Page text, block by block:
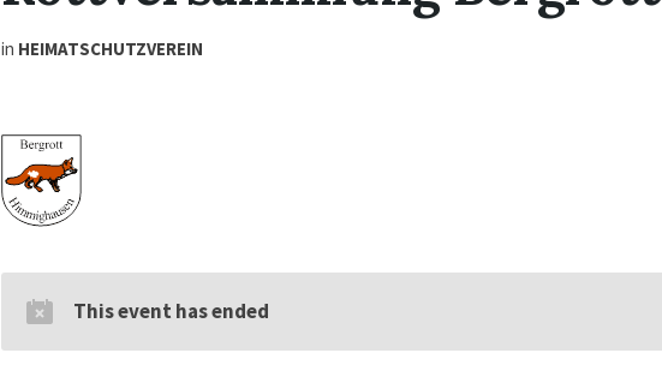
in HEIMATSCHUTZVEREIN
This event has ended